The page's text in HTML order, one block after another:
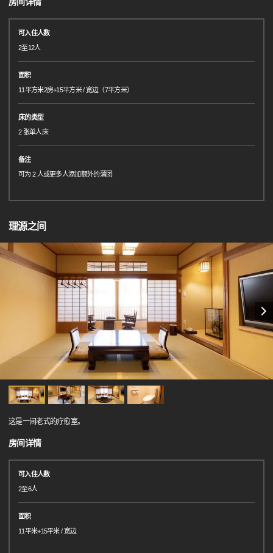
房间详情
可入住人数
2至12人
面积
11平方米2房+15平方米 / 宽边（7平方米）
床的类型
2 张单人床
备注
可为 2 人或更多人添加额外的蒲团
理源之间
这是一间老式的疗愈室。
房间详情
可入住人数
2至6人
面积
11平米+15平米 / 宽边